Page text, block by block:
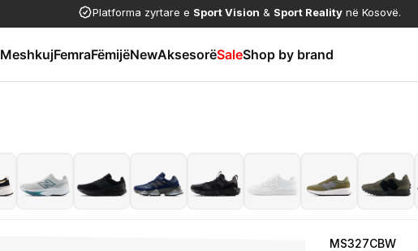
Platforma zyrtare e Sport Vision & Sport Reality në Kosovë.
MeshkujFemraFëmijëNewAksesorëSaleShop by brand
MS327CBW